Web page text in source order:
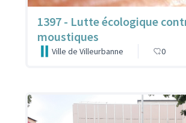
1397 - Lutte écologique
moustiques
Ville de Villeurbanne 0